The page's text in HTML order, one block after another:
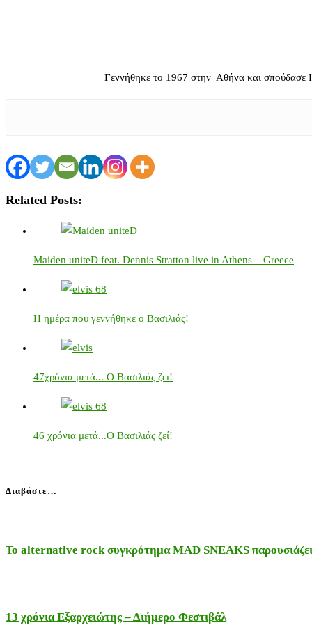
Γεννήθηκε το 1967 στην Αθήνα και σπούδασε
Related Posts:
Maiden uniteD feat. Dennis Stratton live in Athens – Greece
Η ημέρα που γεννήθηκε ο Βασιλιάς!
47χρόνια μετά... Ο Βασιλιάς ζει!
46 χρόνια μετά...Ο Βασιλιάς ζεί!
Διαβάστε…
Το alternative rock συγκρότημα MAD SNEAKS
13 χρόνια Εξαρχειώτης – Διήμερο Φεστιβάλ